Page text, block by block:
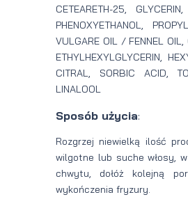
CETEARETH-25,
PHENOXYETHANOL,
VULGARE OIL / FENNEL
ETHYLHEXYLGLYCERIN,
CITRAL, SORBIC ACID,
LINALOOL
Sposób użycia:
Rozgrzej niewielką ilość
wilgotne lub suche włosy,
chwytu, dołóż kolejną
wykończenia fryzury.